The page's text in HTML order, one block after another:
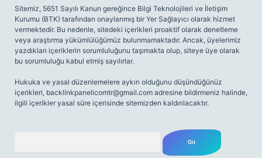
Sitemiz, 5651 Sayılı Kanun gereğince Bilgi Teknolojileri ve İletişim
Kurumu (BTK) tarafından onaylanmış bir Yer Sağlayıcı olarak hizmet
vermektedir. Bu nedenle, sitedeki içerikleri proaktif olarak denetleme
veya araştırma yükümlülüğümüz bulunmamaktadır. Ancak, üyelerimiz
yazdıkları içeriklerin sorumluluğunu taşımakta olup, siteye üye olarak
bu sorumluluğu kabul etmiş sayılırlar.
Hukuka ve yasal düzenlemelere aykırı olduğunu düşündüğünüz
içerikleri, backlinkpanelicomtr@gmail.com adresine bildirmeniz halinde,
ilgili içerikler yasal süre içerisinde sitemizden kaldırılacaktır.